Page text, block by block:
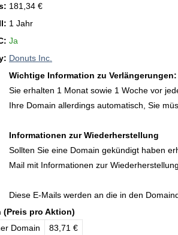
181,34 €
1 Jahr
Ja
Donuts Inc.
Wichtige Information zu Verlängerungen:
Sie erhalten 1 Monat sowie 1 Woche vor
Ihre Domain allerdings automatisch, Sie
Informationen zur Wiederherstellung
Sollten Sie eine Domain gekündigt haben
Mail mit Informationen zur
Diese E-Mails werden an die in den
(Preis pro Aktion)
Domain
83,71 €